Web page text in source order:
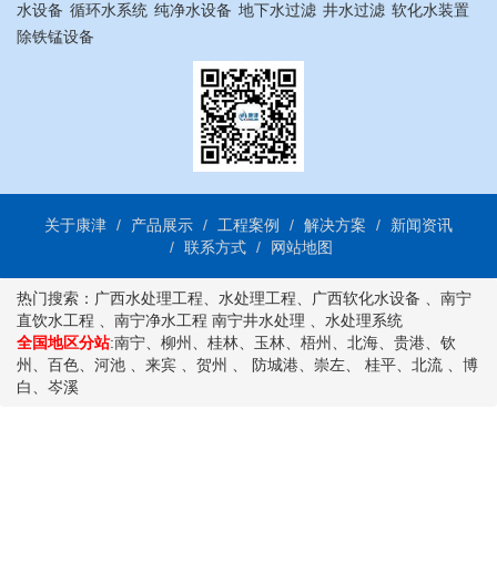
水设备 循环水系统 纯净水设备 地下水过滤 井水过滤 软化水装置
除铁锰设备
关于康津 产品展示 工程案例 解决方案
新闻资讯
联系方式
网站地图
热门搜索： 广西水处理工程、 水处理工程、 广西软化水设备 、 南宁
直饮水工程 、 南宁净水工程 南宁井水处理 、 水处理系统
全国地区分站:南宁、 柳州 、 桂林、 玉林、 梧州 、 北海、 贵港、 钦
州 、 百色、 河池 、 来宾 、 贺州 、 防城港、 崇左、 桂平、 北流 、 博
白、 岑溪